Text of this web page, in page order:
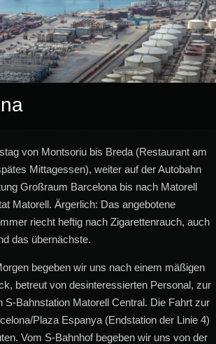
von Montsoriu bis Breda (Restaurant am
Mittagessen), weiter auf der Autobahn
Großraum Barcelona bis nach Matorell
Matorell. Ärgerlich: Das angebotene
riecht heftig nach Zigarettenrauch, auch
das übernächste.
begeben wir uns nach einem mäßigen
betreut von desinteressierten Personal, zur
S-Bahnstation Matorell Central. Die Fahrt zur
Plaza Espanya (Endstation der Linie 4)
Vom S-Bahnhof begeben wir uns von der